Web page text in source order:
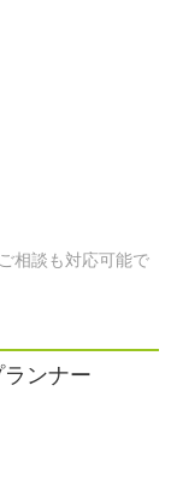
相談も対応可能で
ンナー